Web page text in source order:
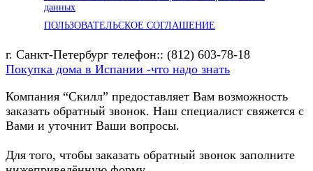
данных
ПОЛЬЗОВАТЕЛЬСКОЕ СОГЛАШЕНИЕ
г. Санкт-Петербург телефон:: (812) 603-78-18
Покупка дома в Испании -что надо знать
Компания “Скилл” предоставляет Вам возможность
заказать обратный звонок. Наш специалист свяжется с
Вами и уточнит Ваши вопросы.
Для того, чтобы заказать обратный звонок заполните